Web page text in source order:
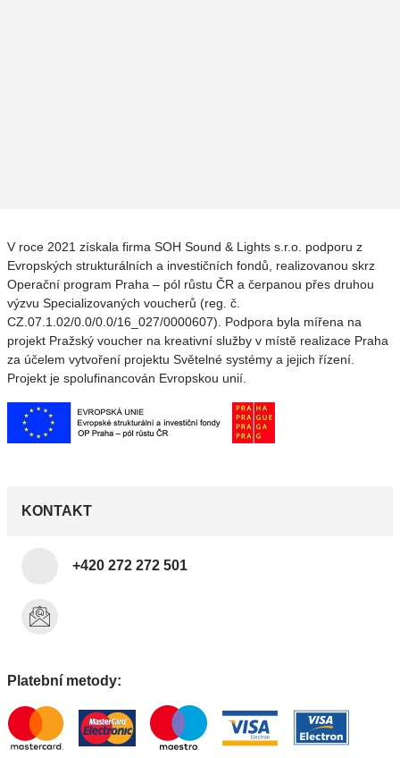
V roce 2021 získala firma SOH Sound & Lights s.r.o. podporu z
Evropských strukturálních a investičních fondů, realizovanou skrz
Operační program Praha – pól růstu ČR a čerpanou přes druhou
výzvu Specializovaných voucherů (reg. č.
CZ.07.1.02/0.0/0.0/16_027/0000607). Podpora byla mířena na
projekt Pražský voucher na kreativní služby v místě realizace Praha
za účelem vytvoření projektu Světelné systémy a jejich řízení.
Projekt je spolufinancován Evropskou unií.
KONTAKT
+420 272 272 501
Platební metody: